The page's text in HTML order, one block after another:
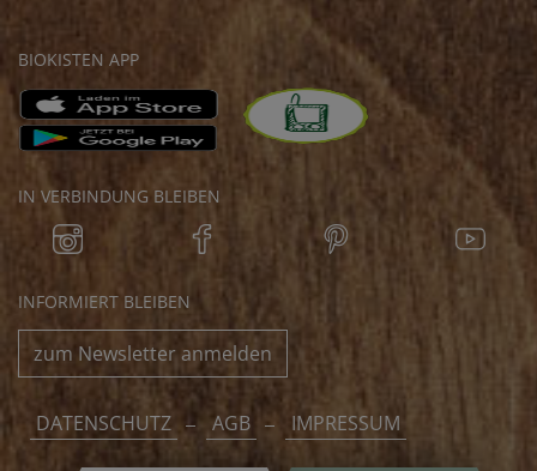
BIOKISTEN APP
IN VERBINDUNG BLEIBEN
INFORMIERT BLEIBEN
zum Newsletter anmelden
DATENSCHUTZ AGB IMPRESSUM